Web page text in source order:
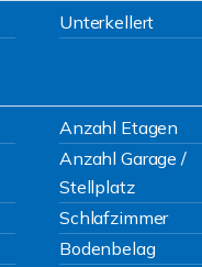
Unterkellert
Anzahl Etagen
Anzahl Garage /
Stellplatz
Schlafzimmer
Bodenbelag